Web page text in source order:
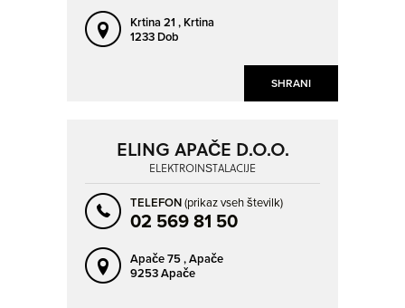
SHRANI
Krtina 21 , Krtina
1233 Dob
ELING APAČE D.O.O.
ELEKTROINŠTALACIJE
TELEFON(prikaz vseh številk)
02 569 81 50
Apače 75 ,Apače
9253 Apače